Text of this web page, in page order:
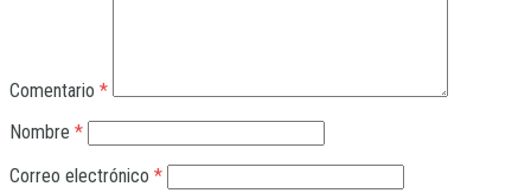
Comentario *
Nombre *
Correo electrónico *